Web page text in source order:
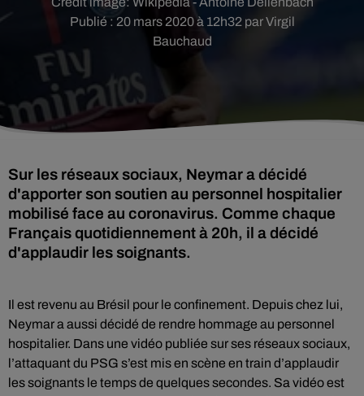
Publié : 20 mars 2020 à 12h32 par Virgil
Bauchaud
Sur les réseaux sociaux, Neymar a décidé
d'apporter son soutien au personnel hospitalier
mobilisé face au coronavirus. Comme chaque
Français quotidiennement à 20h, il a décidé
d'applaudir les soignants.
Il est revenu au Brésil pour le confinement. Depuis chez lui,
Neymar a aussi décidé de rendre hommage au personnel
hospitalier. Dans une vidéo publiée sur ses réseaux sociaux,
l’attaquant du PSG s’est mis en scène en train d’applaudir
les soignants le temps de quelques secondes. Sa vidéo est